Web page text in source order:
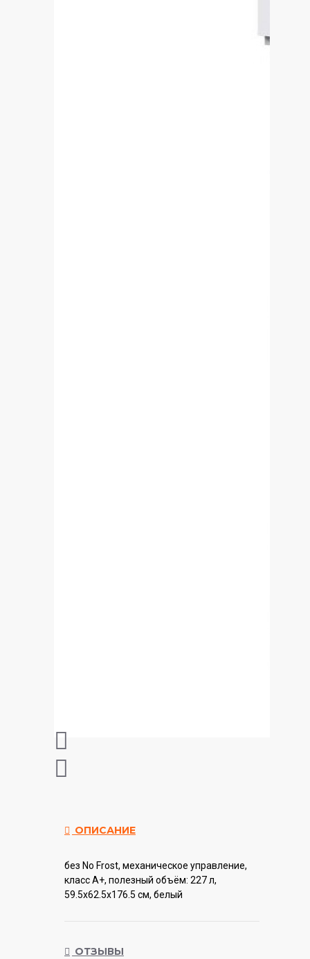
ОПИСАНИЕ
без No Frost, механическое управление,
класс A+, полезный объём: 227 л,
59.5x62.5x176.5 см, белый
ОТЗЫВЫ